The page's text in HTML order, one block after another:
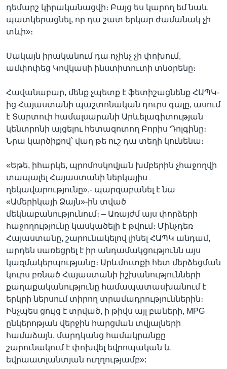
դեմարշ կիրականացվի։ Բայց ես կարող եմ նաև
պատկերացնել, որ դա շատ երկար ժամանակ չի
տևի»։
Սակայն իրականում դա ոչինչ չի փոխում,
ամփոփեց Կովկասի ինստիտուտի տնօրենը։
Հավանաբար, մենք չպետք է ֆետիշացնենք ՀԱՊԿ-
ից Հայաստանի պաշտոնական դուրս գալը, ասում
է Տարտուի համալսարանի Արևելագիտության
կենտրոնի այցելու հետազոտող Բորիս Դոլգինը։
Նրա կարծիքով՝ վաղ թե ուշ դա տեղի կունենա։
«Եթե, իհարկե, պրոմոսկովյան խմբերին չհաջողվի
տապալել Հայաստանի ներկայիս
ղեկավարությունը»,- պարզաբանել է նա
«Ամերիկայի Ձայն»-ին տված
մեկնաբանությունում։ – Առայժմ այս փորձերի
հաջողությունը կասկածելի է թվում։ Մինչդեռ
Հայաստանը, շարունակելով լինել ՀԱՊԿ անդամ,
արդեն սառեցրել է իր անդամակցությունն այս
կազմակերպությանը։ Արևմուտքի հետ մերձեցման
կուրս բռնած Հայաստանի իշխանությունների
քաղաքականությունը համապատասխանում է
երկրի ներսում տիրող տրամադրություններին։
Ինչպես ցույց է տրված, ի թիվս այլ բաների, MPG
ընկերոթյան վերջին հարցման տվյալների
համաձայն, մարդկանց համակրանքը
շարունակում է փոխվել եվրոպական և
եվրաատլանտյան ուղղությամբ»: